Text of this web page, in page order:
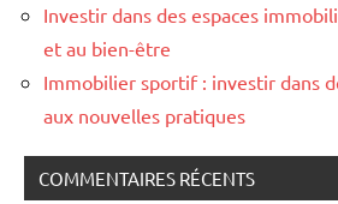
Investir dans des espaces
et au bien-être
Immobilier sportif : investir dans
aux nouvelles pratiques
COMMENTAIRES RÉCENTS